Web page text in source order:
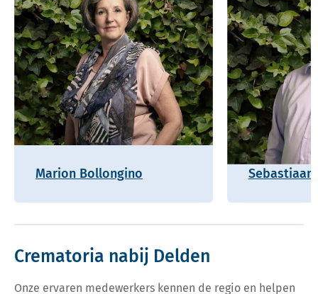
Marion Bollongino
Crematoria nabij Delden
Onze ervaren medewerkers kennen de regio en helpen